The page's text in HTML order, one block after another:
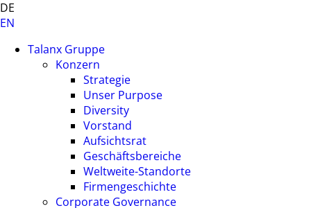
DE
EN
Talanx Gruppe
Konzern
Strategie
Unser Purpose
Diversity
Vorstand
Aufsichtsrat
Geschäftsbereiche
Weltweite-Standorte
Firmengeschichte
Corporate Governance